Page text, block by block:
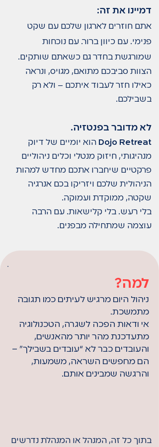
דמיינו את זה:
אתם חוזרים לארגון שלכם עם שקט
פנימי. עם כיוון ברור. עם נוכחות
שמורגשת בחדר גם כשאתם שותקים.
הצוות סביבכם מתואם, מגויס, ונראה
כאילו חזר לעבוד איתכם – ולא רק
בשבילכם.
לא מדובר בפנטזיה.
Dojo Retreat הוא יומיים של דיוק
מנהיגותי, חיזוק מנטלי וכלים ניהוליים
פרקטיים שיחברו אתכם מחדש למהות
הניהולית שלכם ויזריקו בכם אנרגיה
שקטה, ממוקדת ועמוקה.
בלי רעש. בלי קלישאות. עם הרבה
עוצמה שמתחילה מבפנים.
למה?
ניהול היום מרגיש לעיתים כמו תגובה
מתמשכת.
אי ודאות הפכה לשגרה, הטכנולוגיה
מתעדכנת מהר יותר מהאנשים,
והעובדים כבר לא “עובדים בשבילך” –
הם מחפשים השראה, משמעות,
והרגשה שמבינים אותם.
בתוך כל זה, המנהל או המנהלת נדרשים